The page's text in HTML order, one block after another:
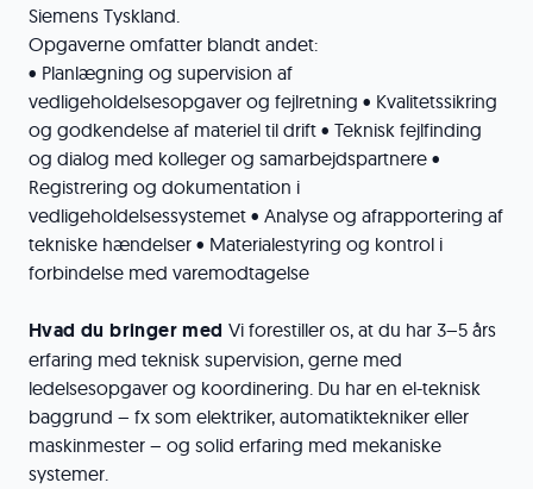
Siemens Tyskland.
Opgaverne omfatter blandt andet:
• Planlægning og supervision af
vedligeholdelsesopgaver og fejlretning • Kvalitetssikring
og godkendelse af materiel til drift • Teknisk fejlfinding
og dialog med kolleger og samarbejdspartnere •
Registrering og dokumentation i
vedligeholdelsessystemet • Analyse og afrapportering af
tekniske hændelser • Materialestyring og kontrol i
forbindelse med varemodtagelse
Hvad du bringer med Vi forestiller os, at du har 3–5 års
erfaring med teknisk supervision, gerne med
ledelsesopgaver og koordinering. Du har en el-teknisk
baggrund – fx som elektriker, automatiktekniker eller
maskinmester – og solid erfaring med mekaniske
systemer.